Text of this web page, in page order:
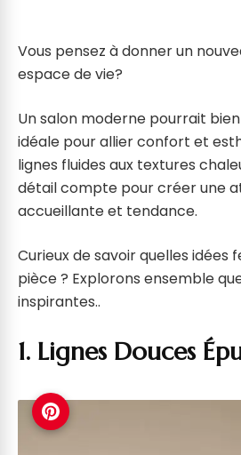
Vous pensez à donner un
espace de vie?
Un salon moderne pourrait
idéale pour allier confort et
lignes fluides aux textures
détail compte pour créer une
accueillante et tendance.
Curieux de savoir quelles
pièce ? Explorons ensemble
inspirantes..
1. Lignes Douces